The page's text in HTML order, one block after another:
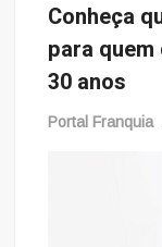
Conheça
para
30 anos
Portal Franquia